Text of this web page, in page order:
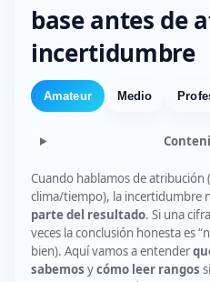
base antes de
incertidumbre
Amateur Medio
Cuando hablamos de atribución
clima/tiempo), la incertidumbre
parte del resultado. Si una
veces la conclusión honesta es
bien). Aquí vamos a entender
sabemos ycómo leer rangos